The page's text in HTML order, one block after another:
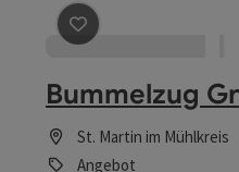
Beitrag merken
Bummelzug
St. Martin im Mühlkreis
Angebot